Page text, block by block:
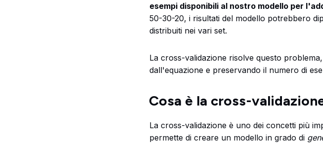
esempi disponibili al nostro modello per
50-30-20, i risultati del modello potrebbero
distribuiti nei vari set.
La cross-validazione risolve questo
dall'equazione e preservando il numero di
Cosa è la cross-
La cross-validazione è uno dei concetti più
permette di creare un modello in grado di